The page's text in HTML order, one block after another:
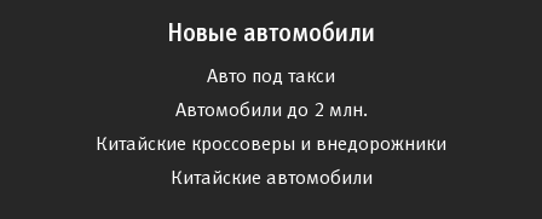
Новые автомобили
Авто под такси
Автомобили до 2 млн.
Китайские кроссоверы и внедорожники
Китайские автомобили